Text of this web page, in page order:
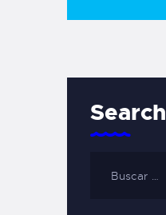
Search